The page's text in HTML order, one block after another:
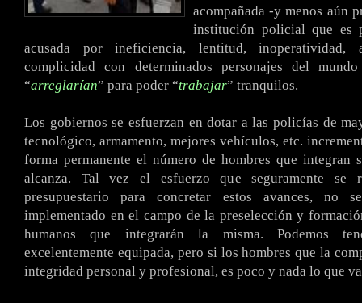
acompañada -y menos aún
institución policial que es
acusada por ineficiencia, lentitud, inoperatividad,
complicidad con determinados personajes del
“arreglarían” para poder “trabajar” tranquilos.
Los gobiernos se esfuerzan en dotar a las policías de
tecnológico, armamento, mejores vehículos, etc.
forma permanente el número de hombres que integran
alcanza. Tal vez el esfuerzo que seguramente se
presupuestario para concretar estos avances, no
implementado en el campo de la preselección y
humanos que integrarán la misma. Podemos
excelentemente equipada, pero si los hombres que la
integridad personal y profesional, es poco y nada lo que